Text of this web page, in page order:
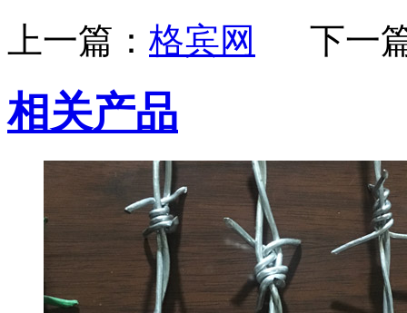
上一篇： 格宾网 下一
相关产品